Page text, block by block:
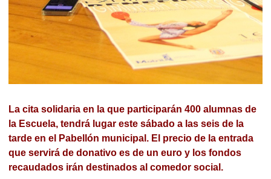
La cita solidaria en la que participarán 400 alumnas de
la Escuela, tendrá lugar este sábado a las seis de la
tarde en el Pabellón municipal. El precio de la entrada
que servirá de donativo es de un euro y los fondos
recaudados irán destinados al comedor social.